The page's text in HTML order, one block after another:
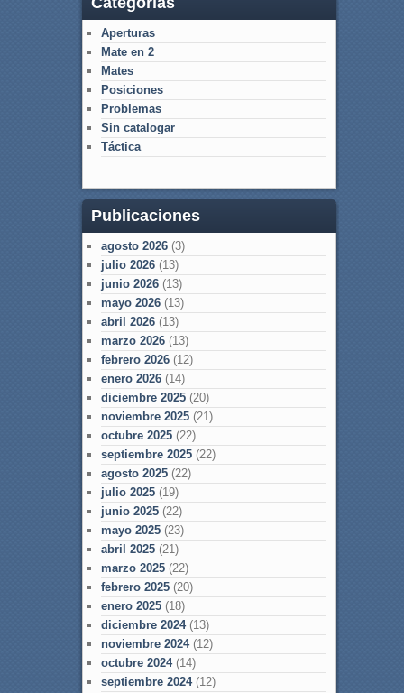
Aperturas
Mate en 2
Mates
Posiciones
Problemas
Sin catalogar
Táctica
Publicaciones
agosto 2026(3)
julio 2026(13)
junio 2026(13)
mayo 2026(13)
abril 2026(13)
marzo 2026(13)
febrero 2026(12)
enero 2026(14)
diciembre 2025(20)
noviembre 2025(21)
octubre 2025(22)
septiembre 2025(22)
agosto 2025(22)
julio 2025(19)
junio 2025(22)
mayo 2025(23)
abril 2025(21)
marzo 2025(22)
febrero 2025(20)
enero 2025(18)
diciembre 2024(13)
noviembre 2024(12)
octubre 2024(14)
septiembre 2024(12)